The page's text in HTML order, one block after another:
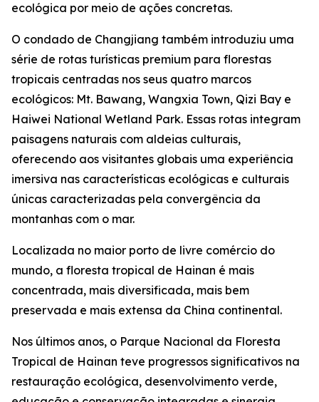
ecológica por meio de ações concretas.
O condado de Changjiang também introduziu uma
série de rotas turísticas premium para florestas
tropicais centradas nos seus quatro marcos
ecológicos: Mt. Bawang, Wangxia Town, Qizi Bay e
Haiwei National Wetland Park. Essas rotas integram
paisagens naturais com aldeias culturais,
oferecendo aos visitantes globais uma experiência
imersiva nas características ecológicas e culturais
únicas caracterizadas pela convergência da
montanhas com o mar.
Localizada no maior porto de livre comércio do
mundo, a floresta tropical de Hainan é mais
concentrada, mais diversificada, mais bem
preservada e mais extensa da China continental.
Nos últimos anos, o Parque Nacional da Floresta
Tropical de Hainan teve progressos significativos na
restauração ecológica, desenvolvimento verde,